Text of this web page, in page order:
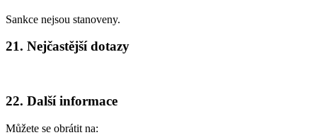
Sankce nejsou stanoveny.
21. Nejčastější dotazy
22. Další informace
Můžete se obrátit na: